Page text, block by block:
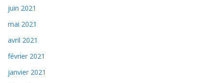
juin 2021
mai 2021
avril 2021
février 2021
janvier 2021